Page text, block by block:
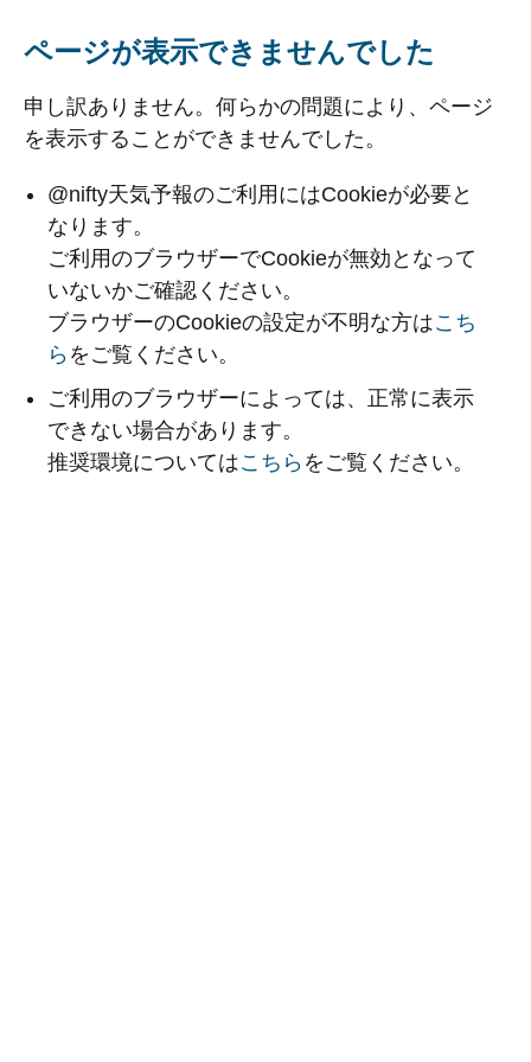
ページが表示できませんでした
申し訳ありません。何らかの問題により、ページ
を表示することができませんでした。
@nifty天気予報のご利用にはCookieが必要と
なります。
ご利用のブラウザーでCookieが無効となって
いないかご確認ください。
ブラウザーのCookieの設定が不明な方はこち
ら をご覧ください。
ご利用のブラウザーによっては、正常に表示
できない場合があります。
推奨環境についてはこちら をご覧ください。